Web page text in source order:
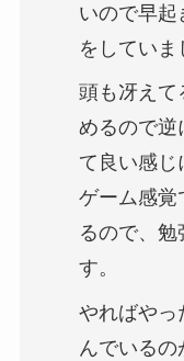
いので早起
をしていま
頭も冴えて
めるので逆
て良い感じ
ゲーム感覚
るので、
す。
やればやっ
んでいるの